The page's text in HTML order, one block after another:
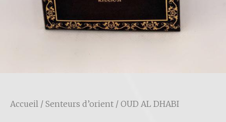
Accueil / Senteurs d’orient / OUD AL DHABI